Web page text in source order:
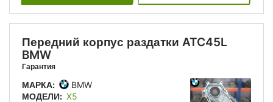
Передний корпус раздатки ATC45L
BMW
Гарантия
МАРКА:
BMW
МОДЕЛИ: X5